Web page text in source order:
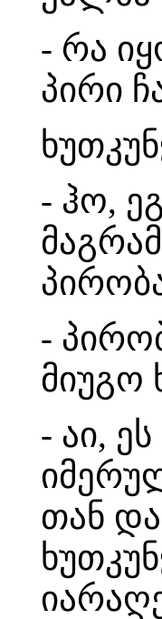
- რა
პირი
- ჰო,
-
მიუგო
- აი,
თან